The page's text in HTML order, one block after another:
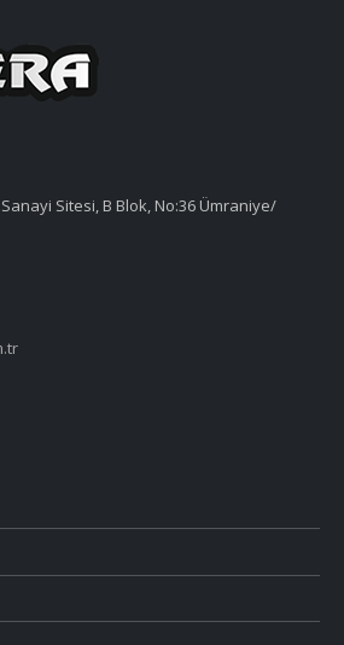
Sitesi, B Blok, No:36 Ümraniye/